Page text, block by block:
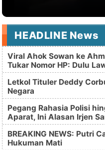
HEADLINE News
Viral Ahok Sowan ke
Tukar Nomor HP: Dulu
Letkol Tituler Deddy
Negara
Pegang Rahasia Polisi
Aparat, Ini Alasan Irjen
BREAKING NEWS: Putri
Hukuman Mati